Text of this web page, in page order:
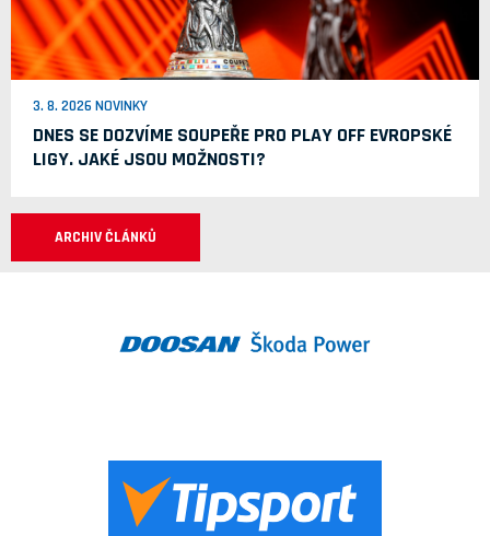
3. 8. 2026 NOVINKY
DNES SE DOZVÍME SOUPEŘE PRO PLAY OFF EVROPSKÉ
LIGY. JAKÉ JSOU MOŽNOSTI?
ARCHIV ČLÁNKŮ